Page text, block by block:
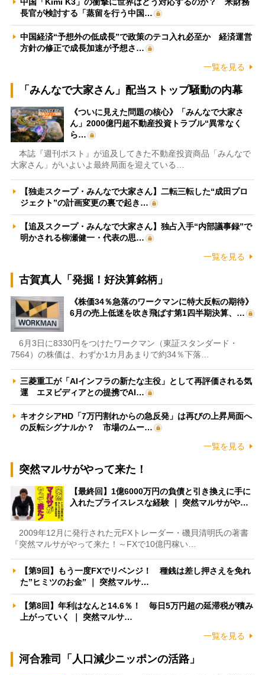
長官が検討する「蒸留を行う中国…
中国経済“予想外の低成長”で政策のテコ入れ必至か 経済運営
方針の修正で成長加速が予想さ…
一覧を見る
「みんなで大家さん」配当ストップ騒動の内幕
《ついに見えた問題の核心》「みんなで大家さ
ん」2000億円超不動産投資トラブル“異常なく
ら…
本誌『週刊ポスト』が追及してきた不動産投資商品「みんなで
大家さん」がいよいよ最終局面を迎えている…
【独走スクープ・みんなで大家さん】二転三転した“成田プロ
ジェクト”の計画変更の裏で起き…
【追及スクープ・みんなで大家さん】独占入手“内部議事録”で
明かされる柳瀬健一・代表の思…
一覧を見る
古賀真人「発掘！好決算銘柄」
《株価34％急落のワークマンに特大反転の期待》
6月の売上低迷を吹き飛ばす第1四半期決算、…
6月3日に8330円をつけたワークマン（東証スタンダード・
7564）の株価は、わずか1カ月あまりで約34％下落…
三菱重工が「AIインフラの新たな主役」として再評価される気
運 エヌビディアとの提携でAI…
キオクシアHD「7万円割れからの急反発」は再びの上昇局面へ
の反転シグナルか？ 市場のムー…
一覧を見る
突然マルサがやって来た！
【最終回】1億6000万円の負債と引き換えに手に
入れたプライスレスな経験 ｜ 突然マルサがや…
2009年12月に発行された元FXトレーダー・磯貝清明氏の著書
『突然マルサがやって来た！～FXで10億円稼い…
【第9回】もう一度FXでリベンジ！ 種銭は差し押さえを免れ
た”ヒミツのお金” ｜ 突然マルサ…
【第8回】年利はなんと14.6％！ 毎日5万円超の延滞税が積み
上がっていく ｜ 突然マルサ…
一覧を見る
河合雅司「人口減少ニッポンの活路」